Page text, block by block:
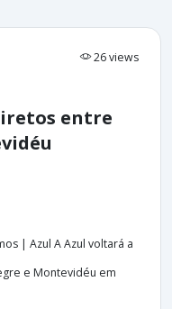
26 views
entre
| Azul A Azul voltará a
e Montevidéu em